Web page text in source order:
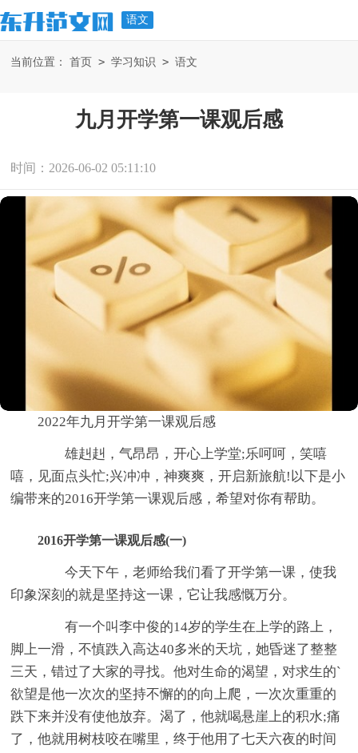
语文
当前位置： 首页 > 学习知识 > 语文
九月开学第一课观后感
时间：2026-06-02 05:11:10
2022年九月开学第一课观后感
雄赳赳，气昂昂，开心上学堂;乐呵呵，笑嘻
嘻，见面点头忙;兴冲冲，神爽爽，开启新旅航!以下是小
编带来的2016开学第一课观后感，希望对你有帮助。
2016开学第一课观后感(一)
今天下午，老师给我们看了开学第一课，使我
印象深刻的就是坚持这一课，它让我感慨万分。
有一个叫李中俊的14岁的学生在上学的路上，
脚上一滑，不慎跌入高达40多米的天坑，她昏迷了整整
三天，错过了大家的寻找。他对生命的渴望，对求生的`
欲望是他一次次的坚持不懈的的向上爬，一次次重重的
跌下来并没有使他放弃。渴了，他就喝悬崖上的积水;痛
了，他就用树枝咬在嘴里，终于他用了七天六夜的时间